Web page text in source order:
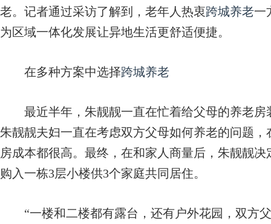
老。记者通过采访了解到，老年人热衷跨城养老一
为区域一体化发展让异地生活更舒适便捷。
在多种方案中选择跨城养老
最近半年，朱靓靓一直在忙着给父母的养老房
朱靓靓夫妇一直在考虑双方父母如何养老的问题
房成本都很高。最终，在和家人商量后，朱靓靓
购入一栋3层小楼供3个家庭共同居住。
“一楼和二楼都有露台，还有户外花园，双方